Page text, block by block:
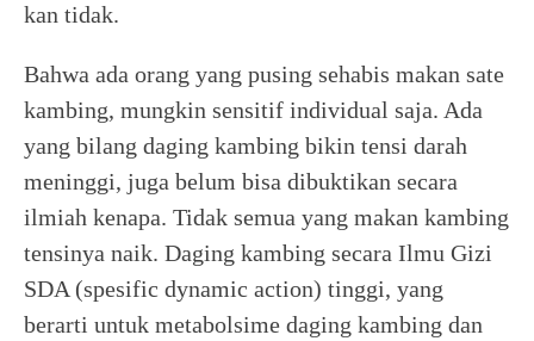
kan tidak.
Bahwa ada orang yang pusing sehabis makan sate
kambing, mungkin sensitif individual saja. Ada
yang bilang daging kambing bikin tensi darah
meninggi, juga belum bisa dibuktikan secara
ilmiah kenapa. Tidak semua yang makan kambing
tensinya naik. Daging kambing secara Ilmu Gizi
SDA (spesific dynamic action) tinggi, yang
berarti untuk metabolsime daging kambing dan